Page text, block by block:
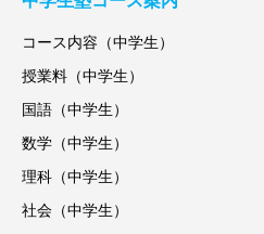
コース内容（中学生）
授業料（中学生）
国語（中学生）
数学（中学生）
理科（中学生）
社会（中学生）